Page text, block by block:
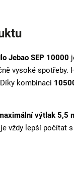
Jebao SEP 10000
vysoké spotřeby.
kombinaci 105
výtlak 5,5
vždy lepší počítat s